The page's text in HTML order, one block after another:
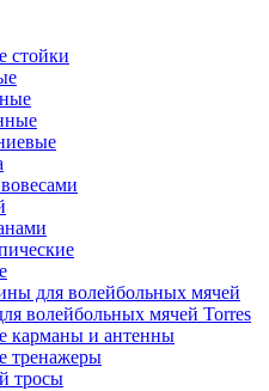
стойки
для волейбольных мячей
волейбольных мячей Torres
карманы и антенны
тренажеры
тросы